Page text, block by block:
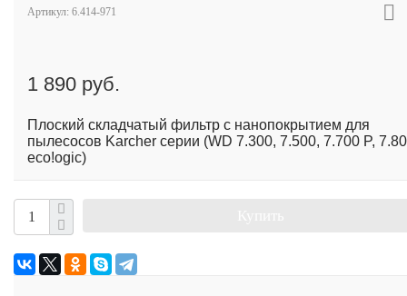
Артикул: 6.414-971
1 890 руб.
Плоский складчатый фильтр с нанопокрытием для
пылесосов Karcher серии (WD 7.300, 7.500, 7.700 P,
eco!ogic)